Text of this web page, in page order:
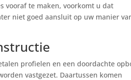
vooraf te maken, voorkomt u dat
niet goed aansluit op uw manier
profielen en een doordachte
vastgezet. Daartussen komen